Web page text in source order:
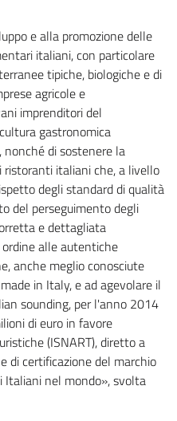
e alla promozione delle
italiani, con particolare
tipiche, biologiche e di
agricole e
imprenditori del
gastronomica
di sostenere la
ristoranti italiani che, a livello
degli standard di qualità
del perseguimento degli
e dettagliata
alle autentiche
anche meglio conosciute
in Italy, e ad agevolare il
sounding, per l'anno 2014
di euro in favore
(ISNART), diretto a
di certificazione del marchio
nel mondo», svolta